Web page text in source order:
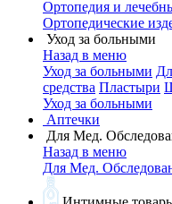
Ортопедия и
Ортопедические
Уход за больными
Назад в меню
Уход за больными
средства Пластыри
Уход за больными
Аптечки
Для Мед.
Назад в меню
Для Мед.